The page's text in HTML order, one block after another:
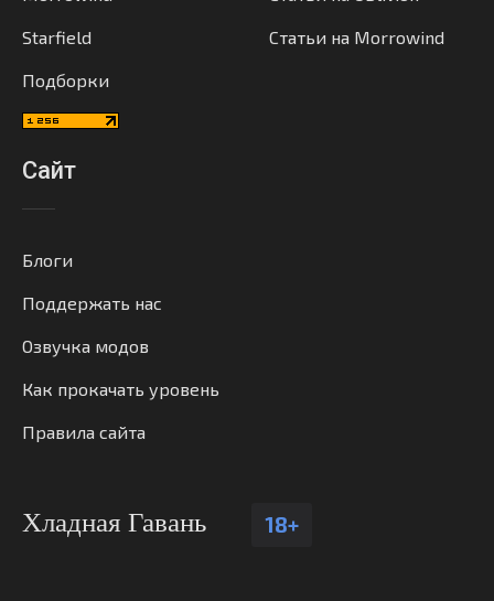
Starfield
Подборки
Статьи на Morrowind
Сайт
Блоги
Поддержать нас
Озвучка модов
Как прокачать уровень
Правила сайта
Хладная Гавань 18+